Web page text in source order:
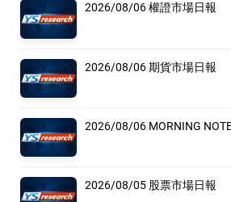
2026/08/06 權證市場日報
2026/08/06 期貨市場日報
2026/08/06 MORNING
2026/08/05 股票市場日報